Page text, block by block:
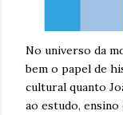
No universo da
bem o papel de
cultural quanto
ao estudo, ensino